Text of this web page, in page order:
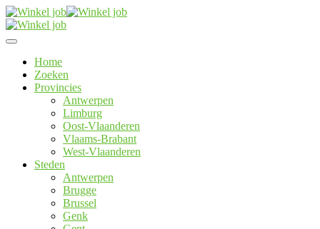
Home
Zoeken
Provincies
Antwerpen
Limburg
Oost-Vlaanderen
Vlaams-Brabant
West-Vlaanderen
Steden
Antwerpen
Brugge
Brussel
Genk